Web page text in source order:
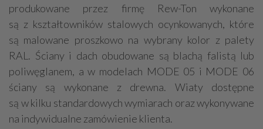
produkowane przez firmę Rew-Ton wykonane
są z kształtowników stalowych ocynkowanych, które
są malowane proszkowo na wybrany kolor z palety
RAL. Ściany i dach obudowane są blachą falistą lub
poliwęglanem, a w modelach MODE 05 i MODE 06
ściany są wykonane z drewna. Wiaty dostępne
są w kilku standardowych wymiarach oraz wykonywane
na indywidualne zamówienie klienta.